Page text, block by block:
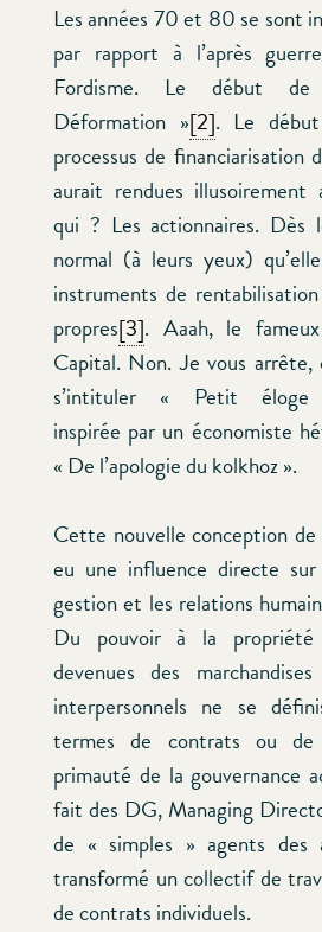
Les années 70 et 80 se sont
par rapport à l’après
Fordisme. Le début
Déformation »[2]. Le
processus de financiarisation
aurait rendues illusoirement
qui ? Les actionnaires. Dès
normal (à leurs yeux)
instruments de
propres[3]. Aaah, le
Capital. Non. Je vous
s’intituler « Petit éloge
inspirée par un économiste
« De l’apologie du kolkhoz ».
Cette nouvelle conception de
eu une influence directe
gestion et les relations
Du pouvoir à la
devenues des
interpersonnels ne se
termes de contrats ou de
primauté de la gouvernance
fait des DG, Managing
de « simples » agents des
transformé un collectif de
de contrats individuels.